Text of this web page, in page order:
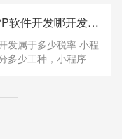
注的 在
淮北餐饮软件开发多少钱小程序APP软件开发哪开发代练app需要多少钱个公司地址,软件开发属于多少税率
发属于多少税率 小程
多少工种，小程序
他